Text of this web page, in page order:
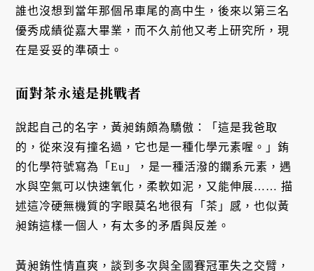
誰也沒想到當年那個吊車尾的高中生，後來以第三名
優秀成績從嘉大畢業，而不久前他又考上研究所，現
在是妥妥的準碩士。
面對茶永遠是挑戰者
說起自己的名字，黃昶銪頗為驕傲：「這是我爸取
的，從來沒有撞名過，它也是一種化學元素喔。」銪
的化學符號寫為「Eu」，是一種活潑的鑭系元素，遇
水與空氣可以快速氧化，柔軟如泥，又能伸展…… 描
述這冷硬無機質的字眼莫名地很有「茶」感，也似黃
昶銪這樣一個人，有太多的矛盾與反差。
黃昶銪性情直爽，談到多次與全國賽冠軍失之交臂，